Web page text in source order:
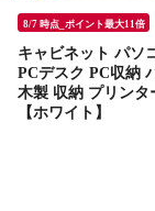
8/7 時点_ポイント最大11倍
キャビネット パソ
PCデスク PC収納
木製 収納 プリンタ
【ホワイト】